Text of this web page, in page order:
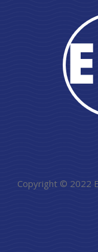
Copyright © 2022